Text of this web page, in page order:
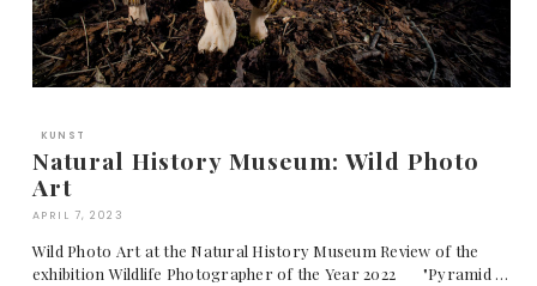
KUNST
Natural History Museum: Wild Photo
Art
APRIL 7, 2023
Wild Photo Art at the Natural History Museum Review of the
exhibition Wildlife Photographer of the Year 2022 "Pyramid …